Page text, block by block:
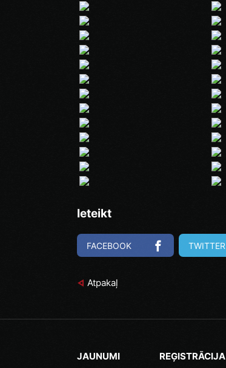
Ieteikt
FACEBOOK TWITTER
Atpakaļ
JAUNUMI REĢISTRĀCIJA